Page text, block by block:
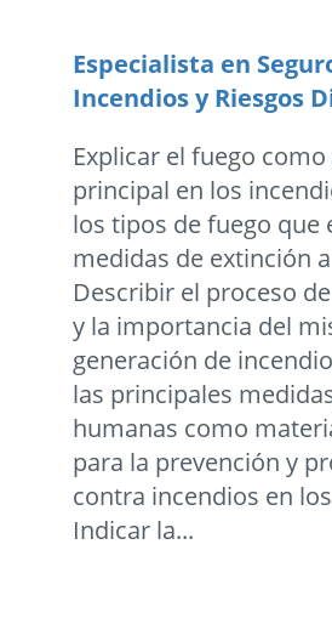
Especialista en
Incendios y Riesgos
Explicar el fuego
principal en los
los tipos de fuego que
medidas de extinción
Describir el proceso
y la importancia del
generación de
las principales
humanas como
para la prevención y
contra incendios en
Indicar la...